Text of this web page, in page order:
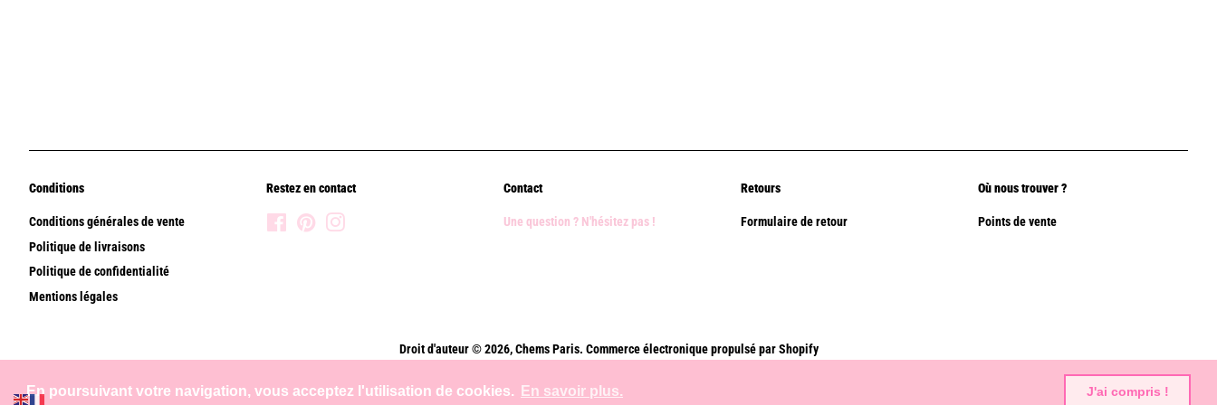
En poursuivant votre navigation, vous acceptez l'utilisation de cookies. En savoir plus. J'ai compris !
Conditions
Conditions générales de vente
Politique de livraisons
Politique de confidentialité
Mentions légales
Restez en contact
FacebookPinterest
Contact
Une question ? N'hésitez pas !
Retours
Formulaire de retour
Où nous trouver ?
Points de vente
Droit d'auteur © 2026,Chems Paris. Commerce électronique propulsé par Shopify